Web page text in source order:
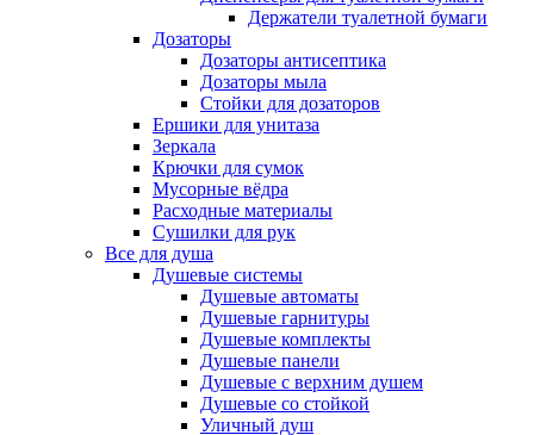
Держатели туалетной бумаги
Дозаторы
Дозаторы антисептика
Дозаторы мыла
Стойки для дозаторов
Ершики для унитаза
Зеркала
Крючки для сумок
Мусорные вёдра
Расходные материалы
Сушилки для рук
Все для душа
Душевые системы
Душевые автоматы
Душевые гарнитуры
Душевые комплекты
Душевые панели
Душевые с верхним душем
Душевые со стойкой
Уличный душ